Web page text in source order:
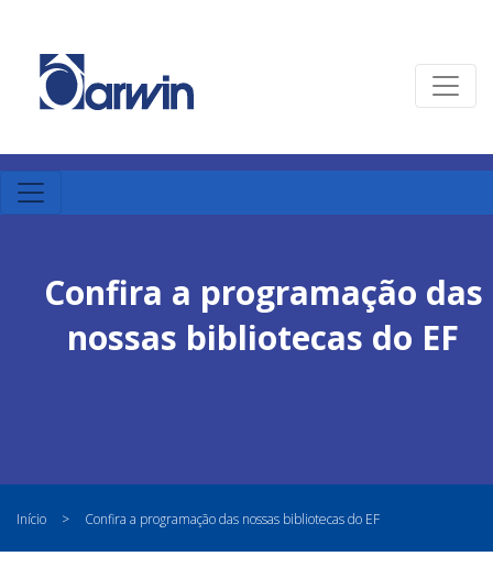
Confira a programação das
nossas bibliotecas do EF
Início > Confira a programação das nossas bibliotecas do EF